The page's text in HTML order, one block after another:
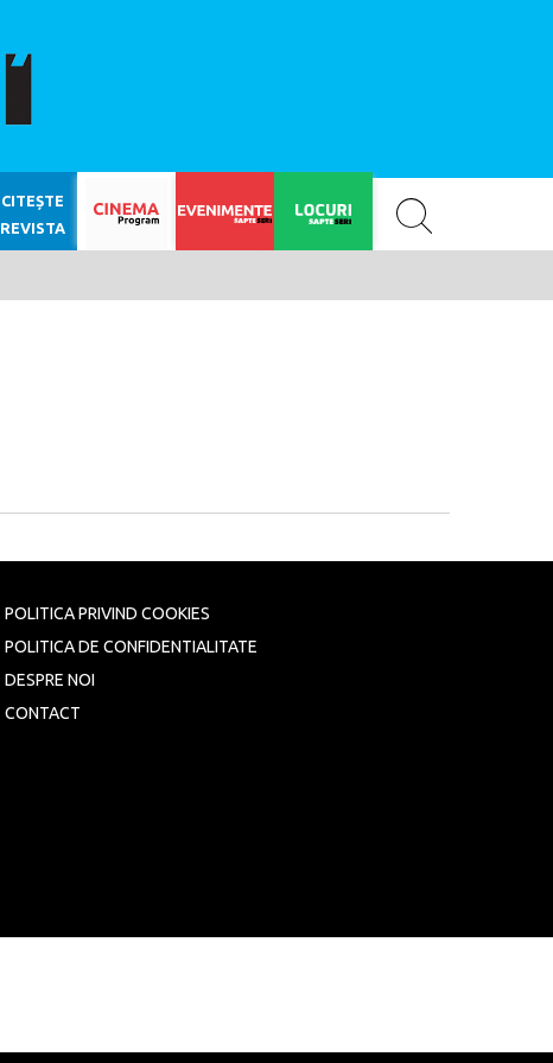
CITEȘTE
REVISTA
POLITICA PRIVIND COOKIES
POLITICA DE CONFIDENTIALITATE
DESPRE NOI
CONTACT